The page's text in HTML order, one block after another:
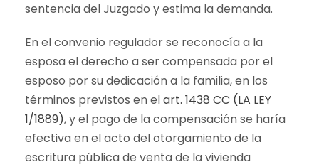
sentencia del Juzgado y estima la demanda.
En el convenio regulador se reconocía a la
esposa el derecho a ser compensada por el
esposo por su dedicación a la familia, en los
términos previstos en elart. 1438 CC (LA LEY
1/1889), y el pago de la compensación se haría
efectiva en el acto del otorgamiento de la
escritura pública de venta de la vivienda